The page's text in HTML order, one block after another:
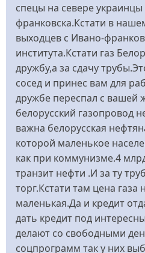
спецы на севере
франковска.Кстати в
выходцев с Ивано-
института.Кстати газ
дружбу,а за сдачу
сосед и принес вам для
дружбе переспал с вашей
белорусский газопровод
важна белорусская
которой маленькое
как при коммунизме.4
транзит нефти .И за ту
торг.Кстати там цена газа
маленькая.Да и кредит
дать кредит под
делают со свободными
соцпрограмм так у них